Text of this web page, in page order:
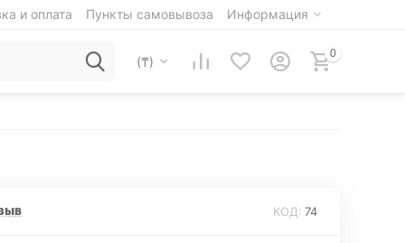
и оплата Пункты самовывоза Информация
(₸)
0
КОД: 74